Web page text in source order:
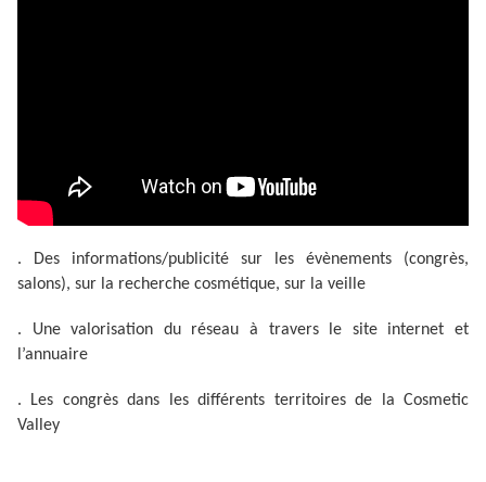
. Des informations/publicité sur les évènements (congrès,
salons), sur la recherche cosmétique, sur la veille
. Une valorisation du réseau à travers le site internet et
l’annuaire
. Les congrès dans les différents territoires de la Cosmetic
Valley